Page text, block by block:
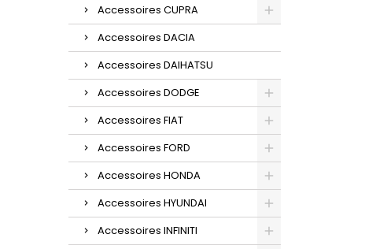
Accessoires CUPRA
Accessoires DACIA
Accessoires DAIHATSU
Accessoires DODGE
Accessoires FIAT
Accessoires FORD
Accessoires HONDA
Accessoires HYUNDAI
Accessoires INFINITI